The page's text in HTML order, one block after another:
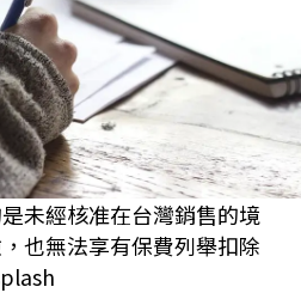
未經核准在台灣銷售的境
也無法享有保費列舉扣除